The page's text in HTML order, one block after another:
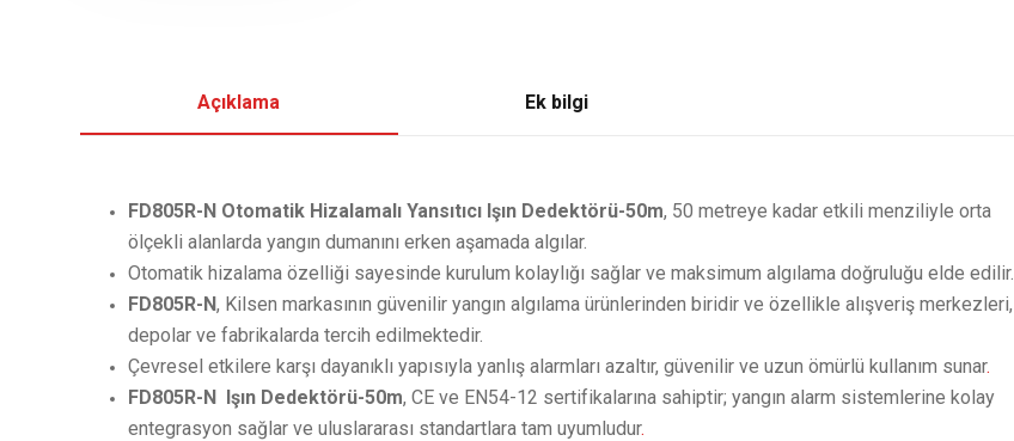
Açıklama Ek bilgi
FD805R-N Otomatik Hizalamalı Yansıtıcı Işın Dedektörü-50m, 50 metreye kadar etkili menziliyle orta
ölçekli alanlarda yangın dumanını erken aşamada algılar.
Otomatik hizalama özelliği sayesinde kurulum kolaylığı sağlar ve maksimum algılama doğruluğu elde edilir.
FD805R-N, Kilsen markasının güvenilir yangın algılama ürünlerinden biridir ve özellikle alışveriş merkezleri,
depolar ve fabrikalarda tercih edilmektedir.
Çevresel etkilere karşı dayanıklı yapısıyla yanlış alarmları azaltır, güvenilir ve uzun ömürlü kullanım sunar.
FD805R-N Işın Dedektörü-50m, CE ve EN54-12 sertifikalarına sahiptir; yangın alarm sistemlerine kolay
entegrasyon sağlar ve uluslararası standartlara tam uyumludur.